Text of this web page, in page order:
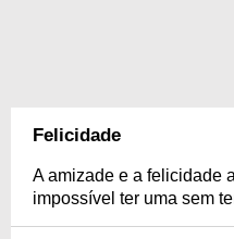
Felicidade
A amizade e a felicidade
impossível ter uma sem